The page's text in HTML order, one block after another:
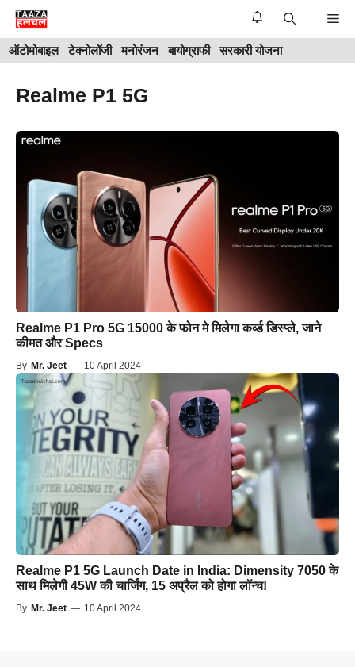
Skip
content
ऑटोमोबाइल टेक्नोलॉजी मनोरंजन बायोग्राफी सरकारी योजना
Realme P1 5G
Realme P1 Pro 5G 15000 के फोन मे मिलेगा कर्व्ड डिस्प्ले, जाने
कीमत और Specs
By Mr. Jeet — 10 April 2024
Realme P1 5G Launch Date in India: Dimensity 7050 के
साथ मिलेगी 45W की चार्जिंग, 15 अप्रैल को होगा लॉन्च!
By Mr. Jeet — 10 April 2024